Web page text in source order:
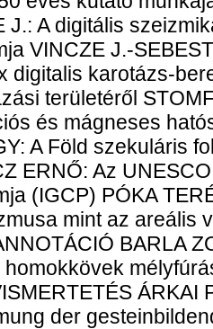
J.: A digitális
VINCZE J.-
digitalis karotázs-
területéről
és mágneses
A Föld szekuláris
ERNŐ: Az
(IGCP) PÓKA
mint az areális
BARLA
homokkövek
ÁRKAI
der